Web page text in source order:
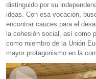
distinguido por su
ideas. Con esa vocación,
encontrar cauces para el
la cohesión social, así como
como miembro de la Unión
mayor protagonismo en la